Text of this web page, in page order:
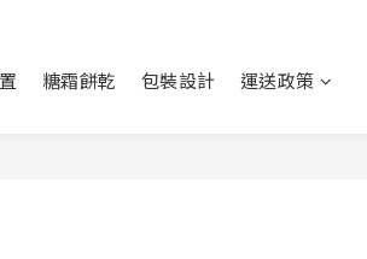
糖霜餅乾 包裝設計 運送政策